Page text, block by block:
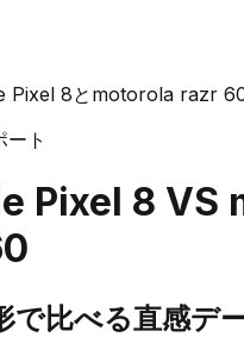
Pixel 8とmotorola razr
ート
Pixel 8 VS
で比べる直感デ